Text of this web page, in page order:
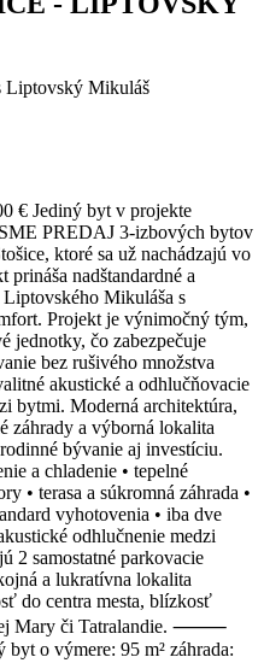
Liptovský Mikuláš
€ Jediný byt v projekte
PREDAJ 3-izbových bytov
ktoré sa už nachádzajú vo
nadštandardné a
Mikuláša s
Projekt je výnimočný tým,
jednotky, čo zabezpečuje
bez rušivého množstva
akustické a odhlučňovacie
bytmi. Moderná architektúra,
záhrady a výborná lokalita
bývanie aj investíciu.
a chladenie •⁠ ⁠tepelné
•⁠ ⁠terasa a súkromná záhrada •⁠
vyhotovenia •⁠ ⁠iba dve
odhlučnenie medzi
2 samostatné parkovacie
a lukratívna lokalita
do centra mesta, blízkosť
Mary či Tatralandie. ⸻
o výmere: 95 m² záhrada: